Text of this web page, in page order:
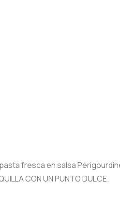
fresca en salsa
CON UN PUNTO DULCE.